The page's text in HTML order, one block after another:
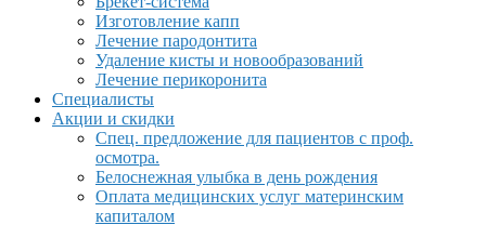
Изготовление капп
Лечение пародонтита
Удаление кисты и новообразований
Лечение перикоронита
Специалисты
Акции и скидки
Спец. предложение для пациентов с проф.
осмотра.
Белоснежная улыбка в день рождения
Оплата медицинских услуг материнским
капиталом